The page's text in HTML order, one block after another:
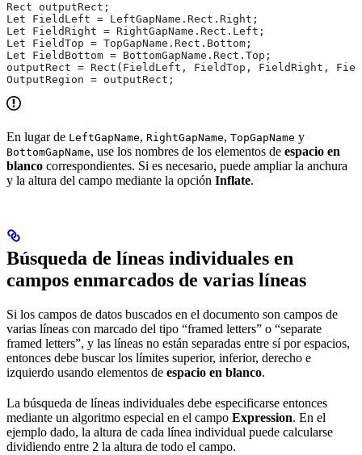
Rect outputRect;
Let FieldLeft = LeftGapName.Rect.Right;
Let FieldRight = RightGapName.Rect.Left;
Let FieldTop = TopGapName.Rect.Bottom;
Let FieldBottom = BottomGapName.Rect.Top;
outputRect = Rect(FieldLeft, FieldTop, FieldRight,
OutputRegion = outputRect;
En lugar de LeftGapName, RightGapName, TopGapName y
BottomGapName, use los nombres de los elementos de espacio en
blanco correspondientes. Si es necesario, puede ampliar la anchura
y la altura del campo mediante la opción Inflate.
Búsqueda de líneas individuales en
campos enmarcados de varias líneas
Si los campos de datos buscados en el documento son campos de
varias líneas con marcado del tipo “framed letters” o “separate
framed letters”, y las líneas no están separadas entre sí por espacios,
entonces debe buscar los límites superior, inferior, derecho e
izquierdo usando elementos de espacio en blanco.
La búsqueda de líneas individuales debe especificarse entonces
mediante un algoritmo especial en el campo Expression. En el
ejemplo dado, la altura de cada línea individual puede calcularse
dividiendo entre 2 la altura de todo el campo.